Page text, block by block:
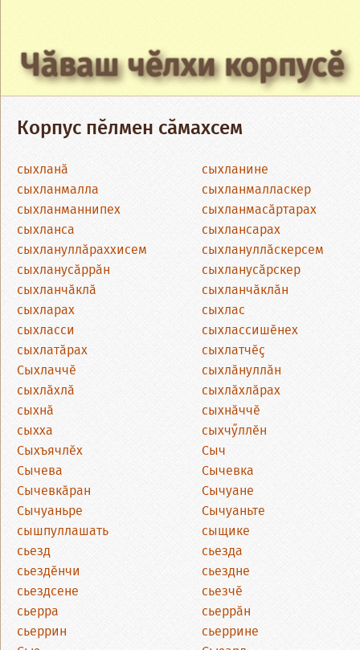
Чӑваш чӗлхи корпусӗ
Корпус пӗлмен сӑмахсем
сыхланӑ
сыхланине
сыхланмалла
сыхланмалласкер
сыхланманнипех
сыхланмасӑртарах
сыхланса
сыхлансарах
сыхлануллӑраххисем
сыхлануллӑскерсем
сыхланусӑррӑн
сыхланусӑрскер
сыхланчӑклӑ
сыхланчӑклӑн
сыхларах
сыхлас
сыхласси
сыхлассишӗнех
сыхлатӑрах
сыхлатчӗҫ
Сыхлаччӗ
сыхлӑнуллӑн
сыхлӑхлӑ
сыхлӑхлӑрах
сыхнӑ
сыхнӑччӗ
сыхха
сыхчӳллӗн
Сыхъячлӗх
Сыч
Сычева
Сычевка
Сычевкӑран
Сычуане
Сычуаньре
Сычуаньте
сышпуллашать
сыщике
сьезд
сьезда
сьездӗнчи
сьездне
сьездсене
сьезчӗ
сьерра
сьеррӑн
сьеррин
сьеррине